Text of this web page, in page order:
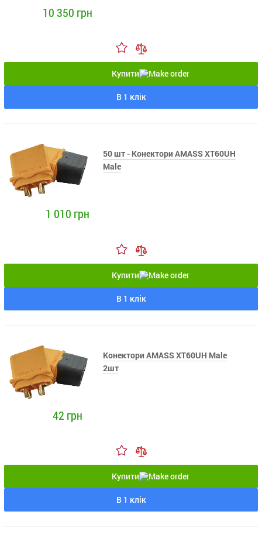
10 350 грн
Купити
В 1 клік
50 шт - Конектори AMASS XT60UH
Male
1 010 грн
Купити
В 1 клік
Конектори AMASS XT60UH Male
2шт
42 грн
Купити
В 1 клік